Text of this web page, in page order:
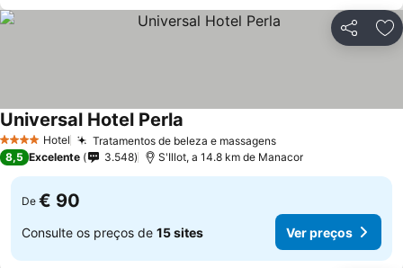
Partilhar
4 EstrelasHotel Tratamentos de beleza e massagens
Universal Hotel Perla
8,5 Excelente 3.548 S'Illot, a 14.8 km de Manacor
De € 90
Consulte os preços de 15 sites Ver preços